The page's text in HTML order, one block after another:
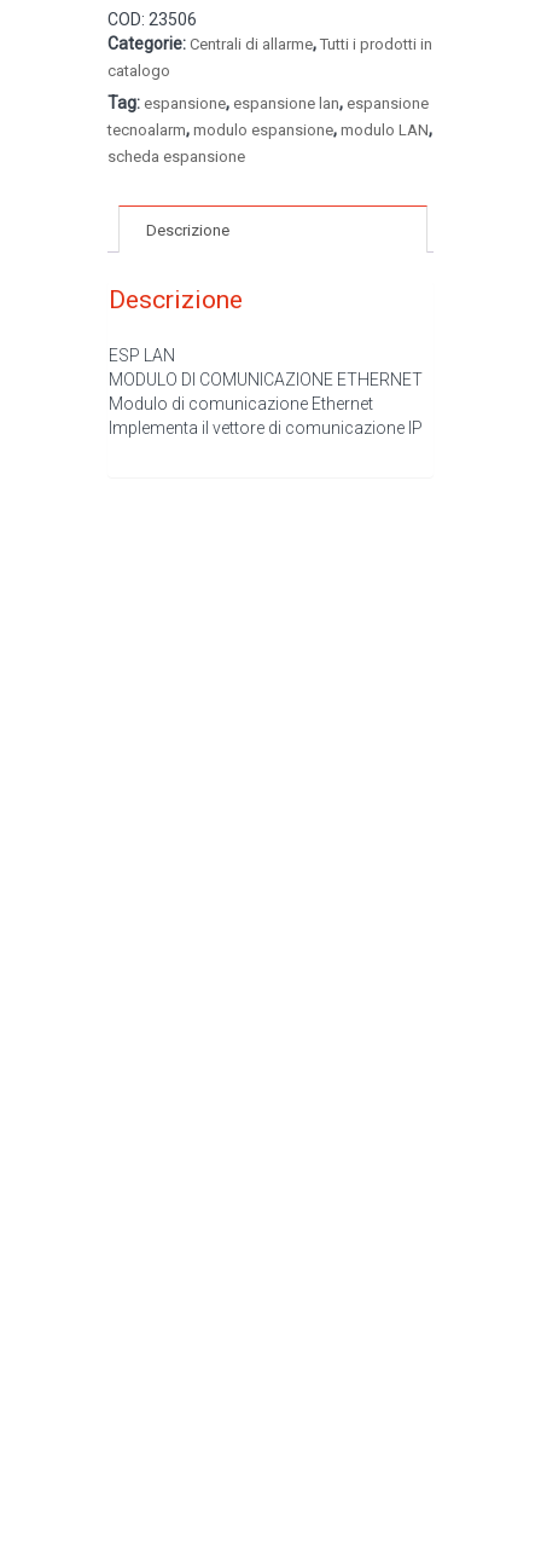
COD: 23506
Categorie: Centrali di allarme, Tutti i prodotti in
catalogo
Tag: espansione, espansione lan, espansione
tecnoalarm, modulo espansione, modulo LAN,
scheda espansione
Descrizione
Descrizione
ESP LAN
MODULO DI COMUNICAZIONE ETHERNET
Modulo di comunicazione Ethernet
Implementa il vettore di comunicazione IP